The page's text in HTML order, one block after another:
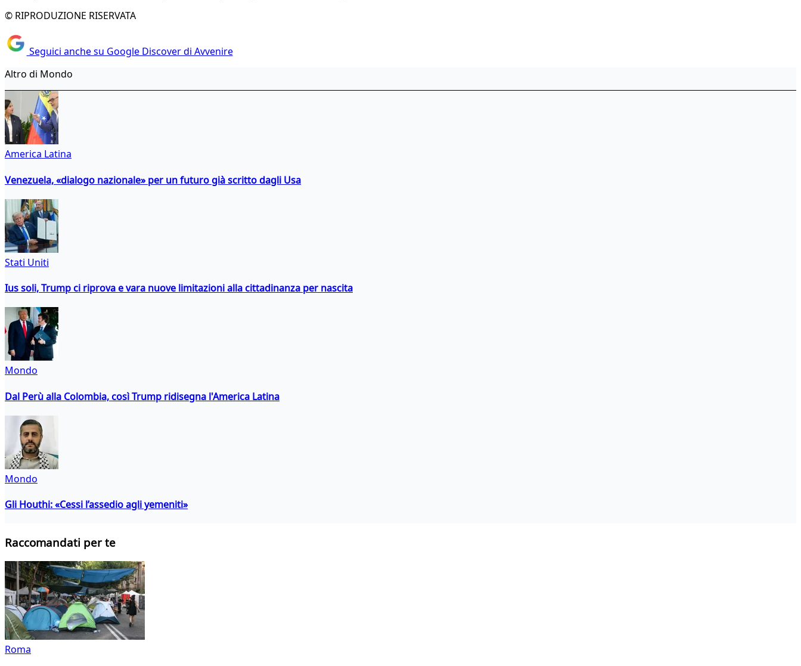
© RIPRODUZIONE RISERVATA
Seguici anche su Google Discover di Avvenire
Altro di Mondo
America Latina
Venezuela, «dialogo nazionale» per un futuro già scritto dagli Usa
Stati Uniti
Ius soli, Trump ci riprova e vara nuove limitazioni alla cittadinanza per nascita
Mondo
Dal Perù alla Colombia, così Trump ridisegna l'America Latina
Mondo
Gli Houthi: «Cessi l’assedio agli yemeniti»
Raccomandati per te
Roma